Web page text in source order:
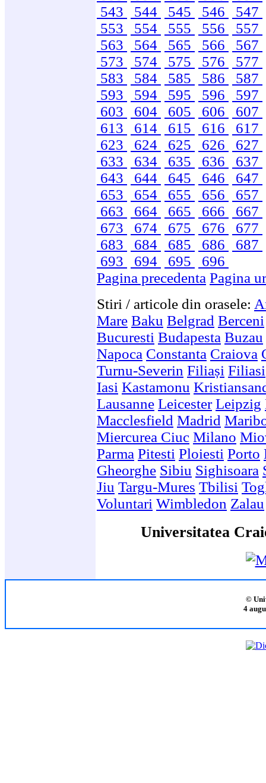
543
544 545 546
547
553
554 555 556
557
563
564 565 566
567
573
574 575 576
577
583
584 585 586
587
593
594 595 596
597
603
604 605 606
607
613
614 615 616
617
623
624 625 626
627
633
634 635 636
637
643
644 645 646
647
653
654 655 656
657
663
664 665 666
667
673
674 675 676
677
683
684 685 686
687
693
694 695
696
Pagina precedenta Pagina
Stiri / articole din orasele:
Mare Baku Belgrad Berceni
Bucuresti Budapesta Buzau
Napoca Constanta Craiova
Turnu-Severin Filiași Filiasi
Iasi Kastamonu
Lausanne Leicester Leipzig
Macclesfield Madrid
Miercurea Ciuc Milano
Parma Pitesti Ploiesti Porto
Gheorghe Sibiu Sighisoara
Jiu Targu-Mures Tbilisi
Voluntari Wimbledon Zalau
Universitatea
©
4